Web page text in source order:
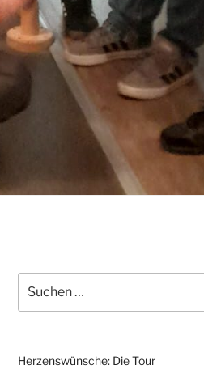
nach:
Herzenswünsche: Die Tour